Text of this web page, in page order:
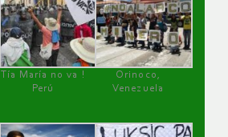
Tía María no va !
Perú
Orinoco,
Venezuela